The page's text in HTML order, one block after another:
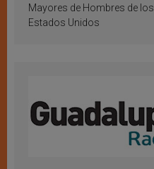
Mayores de Hombres de los
Estados Unidos